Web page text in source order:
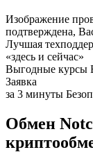
Изображение
подтверждена,
Лучшая
«здесь и сейчас»
Выгодные курсы
Заявка
за 3 минуты
Обмен